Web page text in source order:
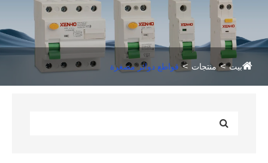
بيت منتجات قواطع دوائر مصغرة